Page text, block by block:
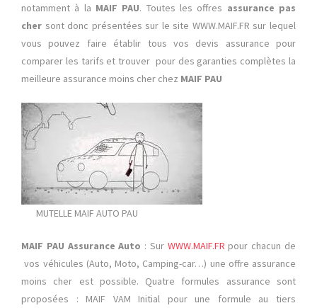
notamment à la MAIF PAU. Toutes les offres assurance pas
cher sont donc présentées sur le site WWW.MAIF.FR sur lequel
vous pouvez faire établir tous vos devis assurance pour
comparer les tarifs et trouver pour des garanties complètes la
meilleure assurance moins cher chez MAIF PAU
MUTELLE MAIF AUTO PAU
MAIF PAU Assurance Auto : Sur WWW.MAIF.FR pour chacun de
vos véhicules (Auto, Moto, Camping-car…) une offre assurance
moins cher est possible. Quatre formules assurance sont
proposées : MAIF VAM Initial pour une formule au tiers